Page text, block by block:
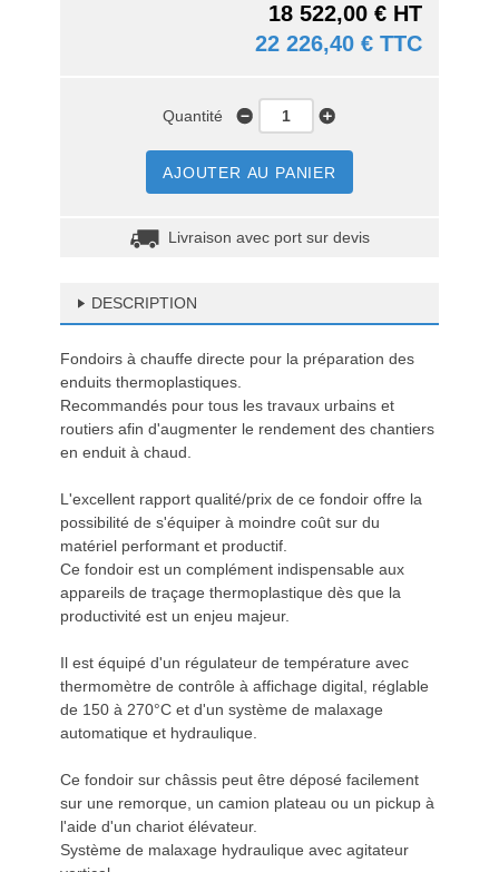
18 522,00 € HT
22 226,40 € TTC
Quantité
AJOUTER AU PANIER
Livraison avec port sur devis
DESCRIPTION
Fondoirs à chauffe directe pour la préparation des
enduits thermoplastiques.
Recommandés pour tous les travaux urbains et
routiers afin d'augmenter le rendement des chantiers
en enduit à chaud.
L'excellent rapport qualité/prix de ce fondoir offre la
possibilité de s'équiper à moindre coût sur du
matériel performant et productif.
Ce fondoir est un complément indispensable aux
appareils de traçage thermoplastique dès que la
productivité est un enjeu majeur.
Il est équipé d'un régulateur de température avec
thermomètre de contrôle à affichage digital, réglable
de 150 à 270°C et d'un système de malaxage
automatique et hydraulique.
Ce fondoir sur châssis peut être déposé facilement
sur une remorque, un camion plateau ou un pickup à
l'aide d'un chariot élévateur.
Système de malaxage hydraulique avec agitateur